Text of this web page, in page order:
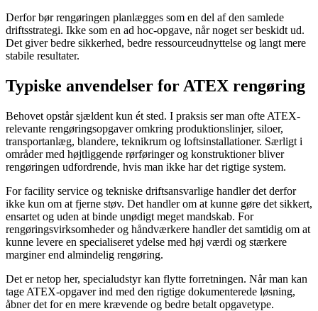
Derfor bør rengøringen planlægges som en del af den samlede
driftsstrategi. Ikke som en ad hoc-opgave, når noget ser beskidt ud.
Det giver bedre sikkerhed, bedre ressourceudnyttelse og langt mere
stabile resultater.
Typiske anvendelser for ATEX rengøring
Behovet opstår sjældent kun ét sted. I praksis ser man ofte ATEX-
relevante rengøringsopgaver omkring produktionslinjer, siloer,
transportanlæg, blandere, teknikrum og loftsinstallationer. Særligt i
områder med højtliggende rørføringer og konstruktioner bliver
rengøringen udfordrende, hvis man ikke har det rigtige system.
For facility service og tekniske driftsansvarlige handler det derfor
ikke kun om at fjerne støv. Det handler om at kunne gøre det sikkert,
ensartet og uden at binde unødigt meget mandskab. For
rengøringsvirksomheder og håndværkere handler det samtidig om at
kunne levere en specialiseret ydelse med høj værdi og stærkere
marginer end almindelig rengøring.
Det er netop her, specialudstyr kan flytte forretningen. Når man kan
tage ATEX-opgaver ind med den rigtige dokumenterede løsning,
åbner det for en mere krævende og bedre betalt opgavetype.